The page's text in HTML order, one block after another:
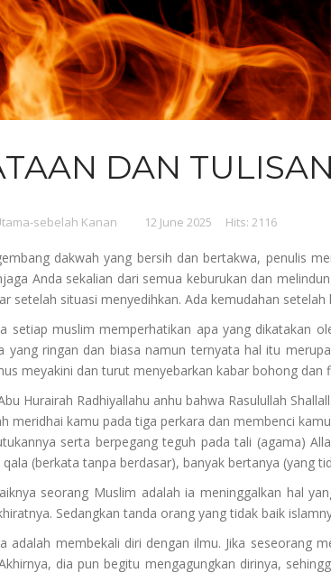
DAN
sebelah Kanan 12 June 2025 Hits: 2116
dakwah yang bersih dan bertakwa, penulis
Anda sekalian dari semua keburukan dan
setelah situasi menyedihkan. Ada kemudahan
setiap muslim memperhatikan apa yang dikatakan
yang ringan dan biasa namun ternyata hal itu
meyakini dan turut menyebarkan kabar bohong dan
Hurairah Radhiyallahu anhu bahwa Rasulullah
meridhai kamu pada tiga perkara dan membenci
serta berpegang teguh pada tali (agama)
(berkata tanpa berdasar), banyak bertanya (yang
seorang Muslim adalah ia meninggalkan hal
Sedangkan tanda orang yang tidak baik
adalah membekali diri dengan ilmu. Jika seseorang
dia pun begitu mengagungkan dirinya,